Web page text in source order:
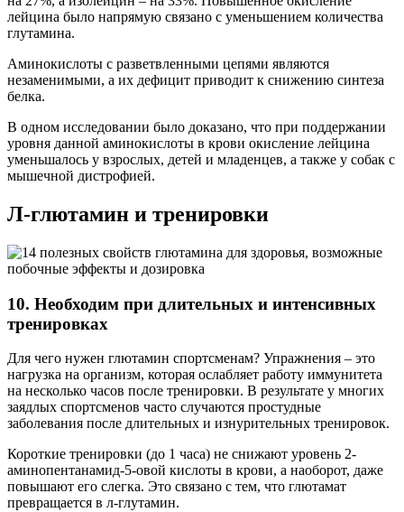
лейцина было напрямую связано с уменьшением количества
глутамина.
Аминокислоты с разветвленными цепями являются
незаменимыми, а их дефицит приводит к снижению синтеза
белка.
В одном исследовании было доказано, что при поддержании
уровня данной аминокислоты в крови окисление лейцина
уменьшалось у взрослых, детей и младенцев, а также у собак с
мышечной дистрофией.
Л-глютамин и тренировки
10. Необходим при длительных и интенсивных
тренировках
Для чего нужен глютамин спортсменам? Упражнения – это
нагрузка на организм, которая ослабляет работу иммунитета
на несколько часов после тренировки. В результате у многих
заядлых спортсменов часто случаются простудные
заболевания после длительных и изнурительных тренировок.
Короткие тренировки (до 1 часа) не снижают уровень 2-
аминопентанамид-5-овой кислоты в крови, а наоборот, даже
повышают его слегка. Это связано с тем, что глютамат
превращается в л-глутамин.